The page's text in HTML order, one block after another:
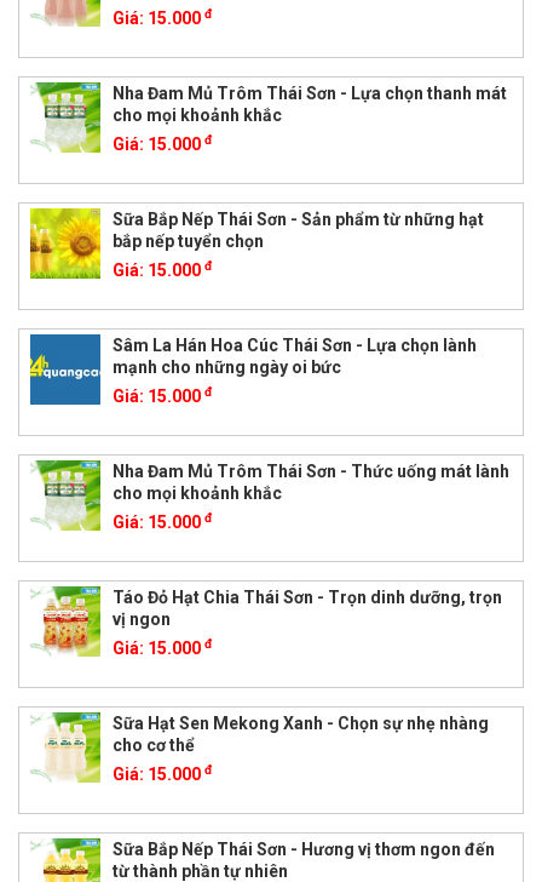
Giá: 15.000 đ
Nha Đam Mủ Trôm Thái Sơn - Lựa chọn thanh mát
cho mọi khoảnh khắc
Giá: 15.000 đ
Sữa Bắp Nếp Thái Sơn - Sản phẩm từ những hạt
bắp nếp tuyển chọn
Giá: 15.000 đ
Sâm La Hán Hoa Cúc Thái Sơn - Lựa chọn lành
mạnh cho những ngày oi bức
Giá: 15.000 đ
Nha Đam Mủ Trôm Thái Sơn - Thức uống mát lành
cho mọi khoảnh khắc
Giá: 15.000 đ
Táo Đỏ Hạt Chia Thái Sơn - Trọn dinh dưỡng, trọn
vị ngon
Giá: 15.000 đ
Sữa Hạt Sen Mekong Xanh - Chọn sự nhẹ nhàng
cho cơ thể
Giá: 15.000 đ
Sữa Bắp Nếp Thái Sơn - Hương vị thơm ngon đến
từ thành phần tự nhiên